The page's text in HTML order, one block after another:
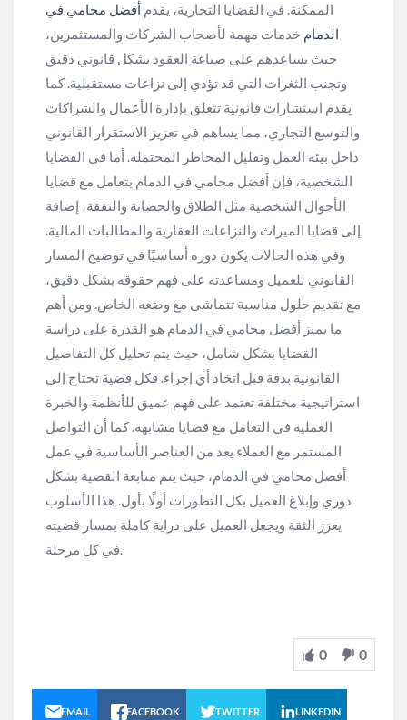
الممكنة. في القضايا التجارية، يقدم أفضل محامي في
الدمام خدمات مهمة لأصحاب الشركات والمستثمرين،
حيث يساعدهم على صياغة العقود بشكل قانوني دقيق
وتجنب الثغرات التي قد تؤدي إلى نزاعات مستقبلية. كما
يقدم استشارات قانونية تتعلق بإدارة الأعمال والشراكات
والتوسع التجاري، مما يساهم في تعزيز الاستقرار القانوني
داخل بيئة العمل وتقليل المخاطر المحتملة. أما في القضايا
الشخصية، فإن أفضل محامي في الدمام يتعامل مع قضايا
الأحوال الشخصية مثل الطلاق والحضانة والنفقة، إضافة
إلى قضايا الميراث والنزاعات العقارية والمطالبات المالية.
وفي هذه الحالات يكون دوره أساسيًا في توضيح المسار
القانوني للعميل ومساعدته على فهم حقوقه بشكل دقيق،
مع تقديم حلول مناسبة تتماشى مع وضعه الخاص. ومن أهم
ما يميز أفضل محامي في الدمام هو القدرة على دراسة
القضايا بشكل شامل، حيث يتم تحليل كل التفاصيل
القانونية بدقة قبل اتخاذ أي إجراء. فكل قضية تحتاج إلى
استراتيجية مختلفة تعتمد على فهم عميق للأنظمة والخبرة
العملية في التعامل مع قضايا مشابهة. كما أن التواصل
المستمر مع العملاء يعد من العناصر الأساسية في عمل
أفضل محامي في الدمام، حيث يتم متابعة القضية بشكل
دوري وإبلاغ العميل بكل التطورات أولًا بأول. هذا الأسلوب
يعزز الثقة ويجعل العميل على دراية كاملة بمسار قضيته
في كل مرحلة.
0 0
EMAIL FACEBOOK TWITTER LINKEDIN